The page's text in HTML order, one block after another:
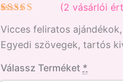
5.00az 5-
ből,
értékelés
(2 vásárlói
Vicces feliratos
Egyedi szövegek, tartós
Válassz Terméket *